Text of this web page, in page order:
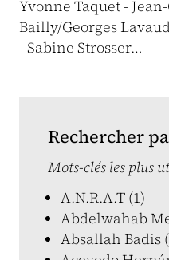
Yvonne Taquet -
Bailly/Georges
- Sabine Strosser…
Rechercher
Mots-clés les plus
A.N.R.A.T (1)
Abdelwahab
Absallah Badis